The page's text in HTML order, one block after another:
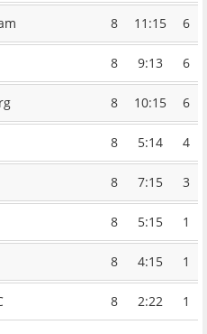
8 11:15 6
8 9:13 6
8 10:15 6
8 5:14 4
8 7:15 3
8 5:15 1
8 4:15 1
8 2:22 1